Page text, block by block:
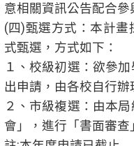
意相關資訊公告配合參
(四)甄選方式：本計
式甄選，方式如下：
１、校級初選：欲參
出申請，由各校自行辦
２、市級複選：由本
會」，進行「書面審